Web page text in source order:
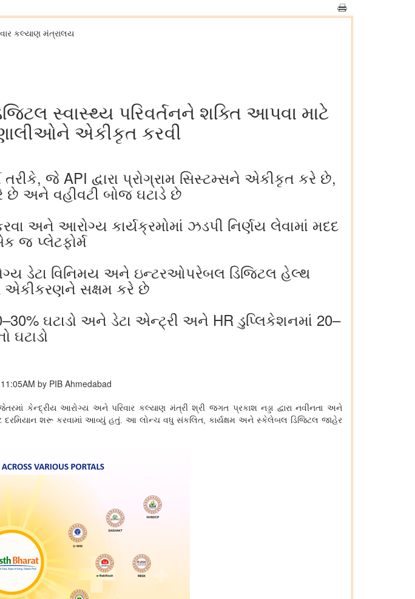
કલ્યાણ મંત્રાલય
સ્વાસ્થ્ય પરિવર્તનને શક્તિ આપવા માટે
એકીકૃત કરવી
જે API દ્વારા પ્રોગ્રામ સિસ્ટમ્સને એકીકૃત કરે છે,
છે અને વહીવટી બોજ ઘટાડે છે
અને આરોગ્ય કાર્યક્રમોમાં ઝડપી નિર્ણય લેવામાં મદદ
જ પ્લેટફોર્મ
ડેટા વિનિમય અને ઇન્ટરઓપરેબલ ડિજિટલ હેલ્થ
એકીકરણને સક્ષમ કરે છે
ઘટાડો અને ડેટા એન્ટ્રી અને HR ડુપ્લિકેશનમાં 20–
ઘટાડો
11:05AM by PIB Ahmedabad
કેન્દ્રીય આરોગ્ય અને પરિવાર કલ્યાણ મંત્રી શ્રી જગત પ્રકાશ નડ્ડા દ્વારા નવીનતા અને
દરમિયાન શરૂ કરવામાં આવ્યું હતું. આ લોન્ચ વધુ સંકલિત, કાર્યક્ષમ અને સ્કેલેબલ ડિજિટલ જાહેર